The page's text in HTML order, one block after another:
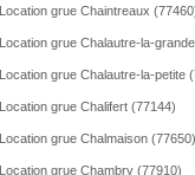
Location grue Chaintreaux
Location grue Chalautre-la-
Location grue Chalautre-la-petite
Location grue Chalifert (77144)
Location grue Chalmaison (77650)
Location grue Chambry (77910)